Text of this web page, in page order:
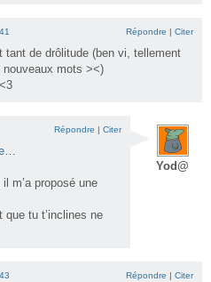
Répondre | Citer
tant de drôlitude (ben vi, tellement
nouveaux mots ><)
Yod@
Répondre | Citer
…
m’a proposé une
tu t’inclines ne
Répondre | Citer